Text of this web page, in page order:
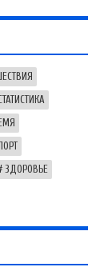
ЗДОРОВЬЕ